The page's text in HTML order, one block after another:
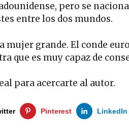
pero se
entre los dos mundos.
mujer grande. El conde
que es muy capaz de
para acercarte al autor.
Pinterest LinkedIn